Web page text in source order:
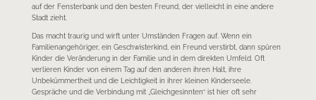
auf der Fensterbank und den besten Freund, der vielleicht in eine andere
Stadt zieht.
Das macht traurig und wirft unter Umständen Fragen auf. Wenn ein
Familienangehöriger, ein Geschwisterkind, ein Freund verstirbt, dann spüren
Kinder die Veränderung in der Familie und in dem direkten Umfeld. Oft
verlieren Kinder von einem Tag auf den anderen ihren Halt, ihre
Unbekümmertheit und die Leichtigkeit in ihrer kleinen Kinderseele.
Gespräche und die Verbindung mit „Gleichgesinnten“ ist hier oft sehr